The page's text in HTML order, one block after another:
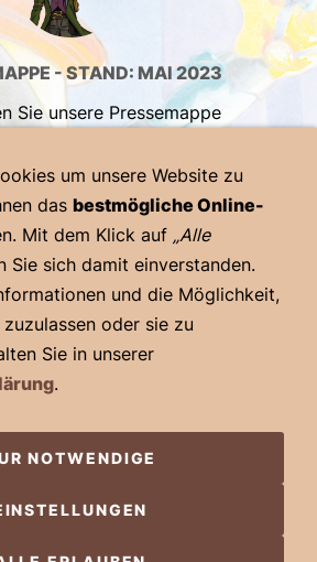
- STAND: MAI 2023
Sie unsere Pressemappe
PRESSEMAPPE 2023
um unsere Website zu
das bestmögliche Online-
Mit dem Klick auf „Alle
Sie sich damit einverstanden.
und die Möglichkeit,
oder sie zu
Sie in unserer
.
NOTWENDIGE